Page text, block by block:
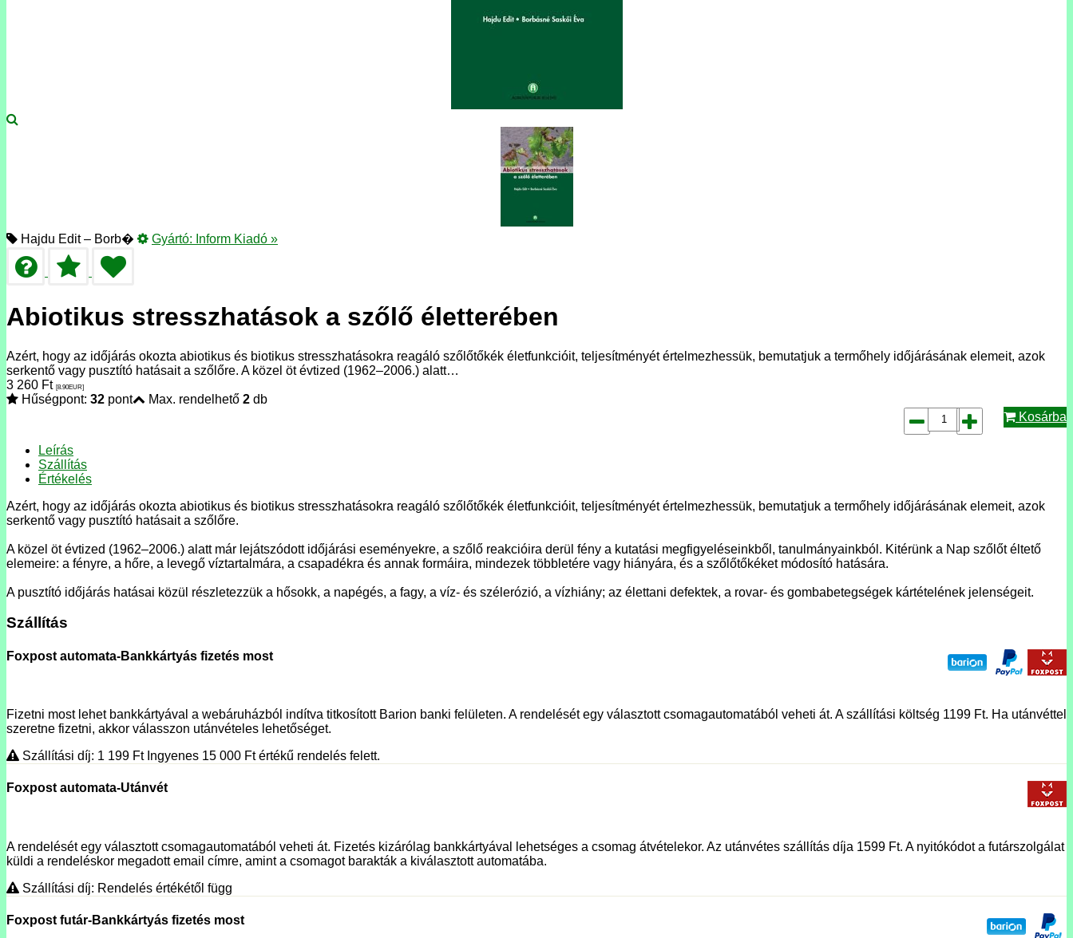
Hajdu Edit – Borb� Gyártó: Inform Kiadó »
Abiotikus stresszhatások a szőlő életterében
Azért, hogy az időjárás okozta abiotikus és biotikus stresszhatásokra reagáló szőlőtőkék életfunkcióit, teljesítményét értelmezhessük, bemutatjuk a termőhely időjárásának elemeit, azok
serkentő vagy pusztító hatásait a szőlőre. A közel öt évtized (1962–2006.) alatt…
3 260 Ft [8.90EUR]
Hűségpont: 32 pont Max. rendelhető 2 db
Kosárba
Leírás
Szállítás
Értékelés
Azért, hogy az időjárás okozta abiotikus és biotikus stresszhatásokra reagáló szőlőtőkék életfunkcióit, teljesítményét értelmezhessük, bemutatjuk a termőhely időjárásának elemeit, azok
serkentő vagy pusztító hatásait a szőlőre.
A közel öt évtized (1962–2006.) alatt már lejátszódott időjárási eseményekre, a szőlő reakcióira derül fény a kutatási megfigyeléseinkből, tanulmányainkból. Kitérünk a Nap szőlőt éltető
elemeire: a fényre, a hőre, a levegő víztartalmára, a csapadékra és annak formáira, mindezek többletére vagy hiányára, és a szőlőtőkéket módosító hatására.
A pusztító időjárás hatásai közül részletezzük a hősokk, a napégés, a fagy, a víz- és szélerózió, a vízhiány; az élettani defektek, a rovar- és gombabetegségek kártételének jelenségeit.
Szállítás
Foxpost automata-Bankkártyás fizetés most
Fizetni most lehet bankkártyával a webáruházból indítva titkosított Barion banki felületen. A rendelését egy választott csomagautomatából veheti át. A szállítási költség 1199 Ft. Ha utánvéttel
szeretne fizetni, akkor válasszon utánvételes lehetőséget.
Szállítási díj: 1 199 Ft Ingyenes 15 000 Ftértékű rendelés felett.
Foxpost automata-Utánvét
A rendelését egy választott csomagautomatából veheti át. Fizetés kizárólag bankkártyával lehetséges a csomag átvételekor. Az utánvétes szállítás díja 1599 Ft. A nyitókódot a futárszolgálat
küldi a rendeléskor megadott email címre, amint a csomagot barakták a kiválasztott automatába.
Szállítási díj: Rendelés értékétől függ
Foxpost futár-Bankkártyás fizetés most